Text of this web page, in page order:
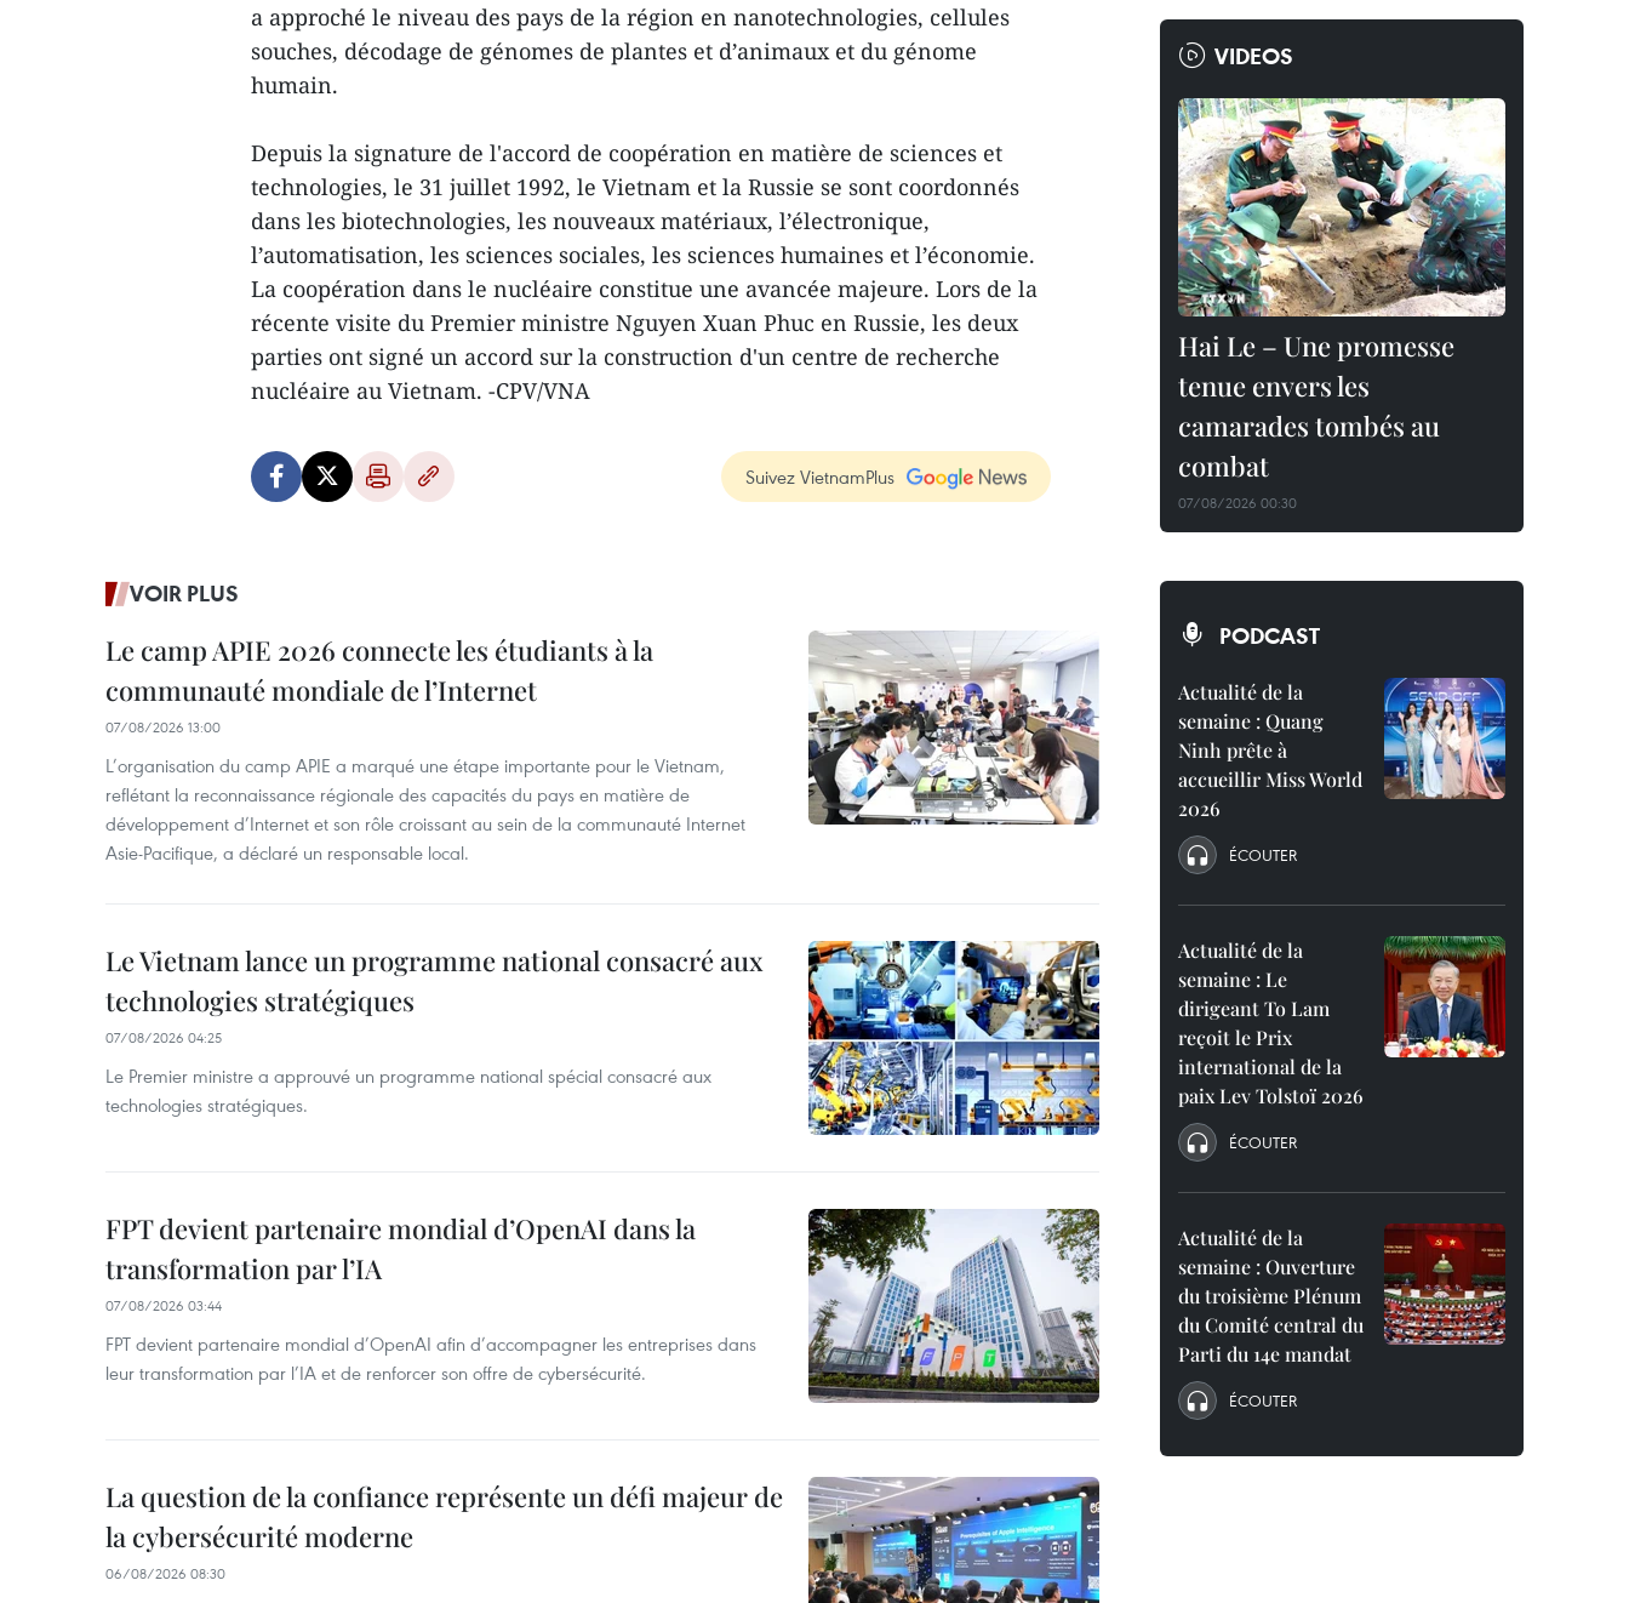
a approché le niveau des pays de la région en nanotechnologies, cellules
souches, décodage de génomes de plantes et d’animaux et du génome
humain.
Depuis la signature de l'accord de coopération en matière de sciences et
technologies, le 31 juillet 1992, le Vietnam et la Russie se sont coordonnés
dans les biotechnologies, les nouveaux matériaux, l’électronique,
l’automatisation, les sciences sociales, les sciences humaines et l’économie.
La coopération dans le nucléaire constitue une avancée majeure. Lors de la
récente visite du Premier ministre Nguyen Xuan Phuc en Russie, les deux
parties ont signé un accord sur la construction d'un centre de recherche
nucléaire au Vietnam. -CPV/VNA
Suivez VietnamPlus
VOIR PLUS
Le camp APIE 2026 connecte les étudiants à la
communauté mondiale de l’Internet
07/08/2026 13:00
L’organisation du camp APIE a marqué une étape importante pour le Vietnam,
reflétant la reconnaissance régionale des capacités du pays en matière de
développement d’Internet et son rôle croissant au sein de la communauté Internet
Asie-Pacifique, a déclaré un responsable local.
Le Vietnam lance un programme national consacré aux
technologies stratégiques
07/08/2026 04:25
Le Premier ministre a approuvé un programme national spécial consacré aux
technologies stratégiques.
FPT devient partenaire mondial d’OpenAI dans la
transformation par l’IA
07/08/2026 03:44
FPT devient partenaire mondial d’OpenAI afin d’accompagner les entreprises dans
leur transformation par l’IA et de renforcer son offre de cybersécurité.
La question de la confiance représente un défi majeur de
la cybersécurité moderne
06/08/2026 08:30
VIDEOS
Hai Le – Une promesse
tenue envers les
camarades tombés au
combat
07/08/2026 00:30
PODCAST
Actualité de la
semaine : Quang
Ninh prête à
accueillir Miss World
2026
ÉCOUTER
Actualité de la
semaine : Le
dirigeant To Lam
reçoit le Prix
international de la
paix Lev Tolstoï 2026
ÉCOUTER
Actualité de la
semaine : Ouverture
du troisième Plénum
du Comité central du
Parti du 14e mandat
ÉCOUTER